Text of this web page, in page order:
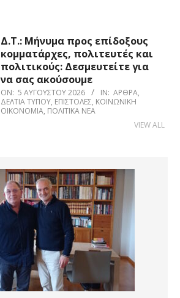
Δ.Τ.: Μήνυμα προς επίδοξους
κομματάρχες, πολιτευτές και
πολιτικούς: Δεσμευτείτε για
να σας ακούσουμε
ON: 5 ΑΥΓΟΎΣΤΟΥ 2026 IN: ΆΡΘΡΑ,
ΔΕΛΤΊΑ ΤΎΠΟΥ, ΕΠΙΣΤΟΛΈΣ, ΚΟΙΝΩΝΙΚΉ
ΟΙΚΟΝΟΜΊΑ, ΠΟΛΙΤΙΚΆ ΝΈΑ
VIEW ALL